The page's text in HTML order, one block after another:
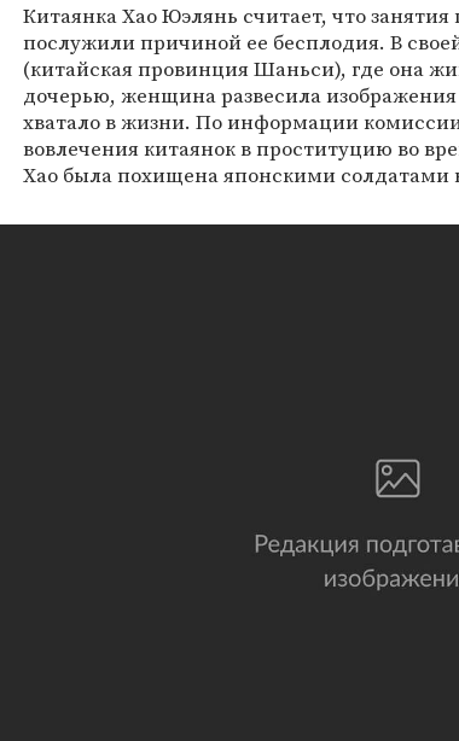
Китаянка Хао Юэлянь считает, что
послужили причиной ее бесплодия. В
(китайская провинция Шаньси), где она
дочерью, женщина развесила
хватало в жизни. По информации
вовлечения китаянок в проституцию во
Хао была похищена японскими солдатами